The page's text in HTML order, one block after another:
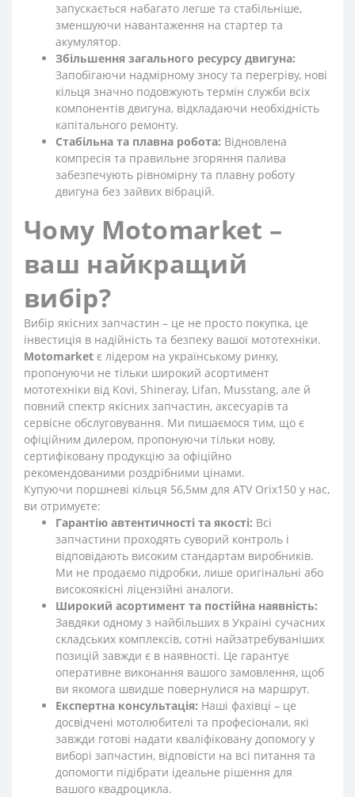
запускається набагато легше та стабільніше,
зменшуючи навантаження на стартер та
акумулятор.
Збільшення загального ресурсу двигуна:
Запобігаючи надмірному зносу та перегріву, нові
кільця значно подовжують термін служби всіх
компонентів двигуна, відкладаючи необхідність
капітального ремонту.
Стабільна та плавна робота: Відновлена
компресія та правильне згоряння палива
забезпечують рівномірну та плавну роботу
двигуна без зайвих вібрацій.
Чому Motomarket –
ваш найкращий
вибір?
Вибір якісних запчастин – це не просто покупка, це
інвестиція в надійність та безпеку вашої мототехніки.
Motomarket є лідером на українському ринку,
пропонуючи не тільки широкий асортимент
мототехніки від Kovi, Shineray, Lifan, Musstang, але й
повний спектр якісних запчастин, аксесуарів та
сервісне обслуговування. Ми пишаємося тим, що є
офіційним дилером, пропонуючи тільки нову,
сертифіковану продукцію за офіційно
рекомендованими роздрібними цінами.
Купуючи поршневі кільця 56,5мм для ATV Orix150 у нас,
ви отримуєте:
Гарантію автентичності та якості: Всі
запчастини проходять суворий контроль і
відповідають високим стандартам виробників.
Ми не продаємо підробки, лише оригінальні або
високоякісні ліцензійні аналоги.
Широкий асортимент та постійна наявність:
Завдяки одному з найбільших в Україні сучасних
складських комплексів, сотні найзатребуваніших
позицій завжди є в наявності. Це гарантує
оперативне виконання вашого замовлення, щоб
ви якомога швидше повернулися на маршрут.
Експертна консультація: Наші фахівці – це
досвідчені мотолюбителі та професіонали, які
завжди готові надати кваліфіковану допомогу у
виборі запчастин, відповісти на всі питання та
допомогти підібрати ідеальне рішення для
вашого квадроцикла.